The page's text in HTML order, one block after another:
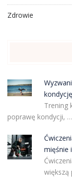
Zdrowie
Trening
poprawę kondycji, …
mięśnie
większą